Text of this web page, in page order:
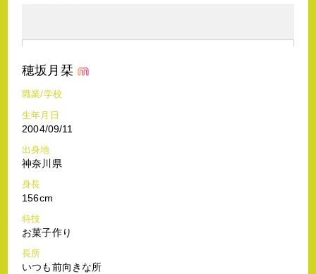
穂坂月栞
職業/学校
生年月日
2004/09/11
出身地
神奈川県
身長
156cm
特技
お菓子作り
長所
いつも前向きな所